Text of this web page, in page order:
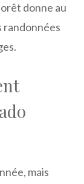
donne au
randonnées
mais